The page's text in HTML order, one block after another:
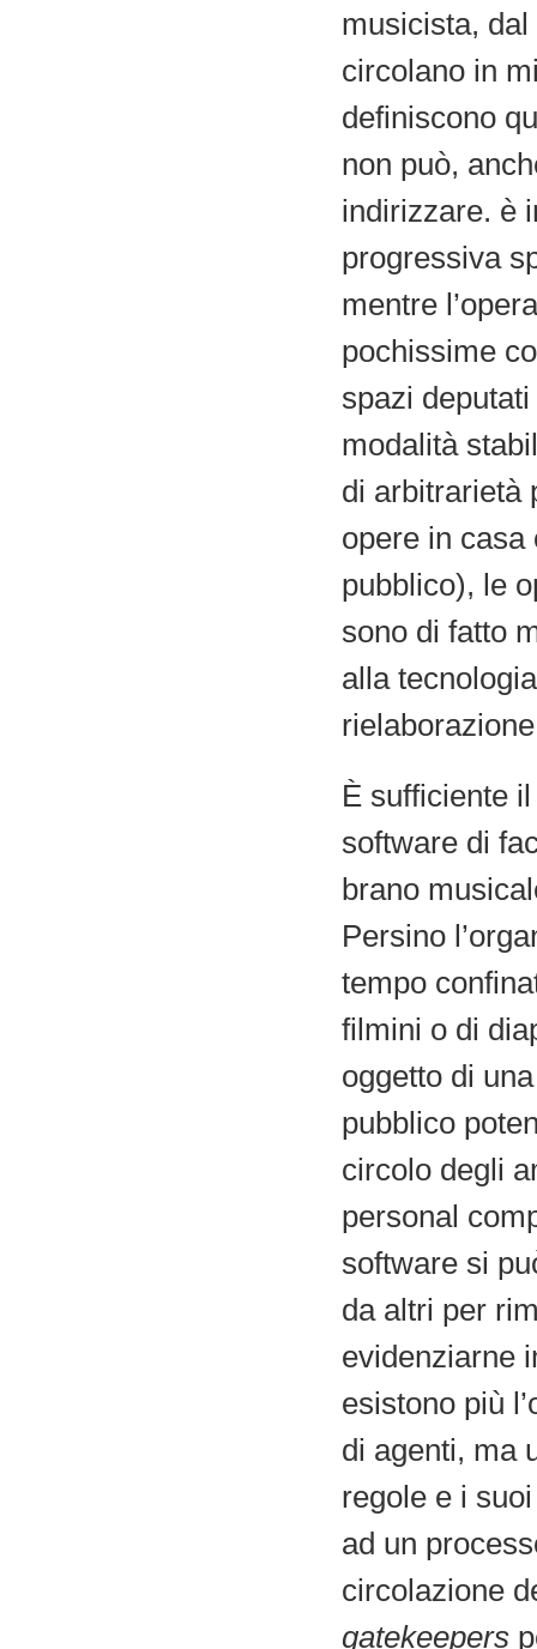
musicista,
circolano in
definiscono
non può,
indirizzare. è
progressiva
mentre
pochissime
spazi
modalità
di arbitrarietà
opere in casa
pubblico), le
sono di fatto
alla
È sufficiente
software di
brano
Persino
tempo
filmini o di
oggetto di
pubblico
circolo degli
personal
software si
da altri per
evidenziarne
esistono più
di agenti, ma
regole e i
ad un
circolazione
gatekeepers